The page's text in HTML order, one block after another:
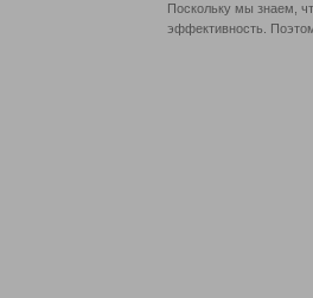
Поскольку мы знаем,
эффективность.